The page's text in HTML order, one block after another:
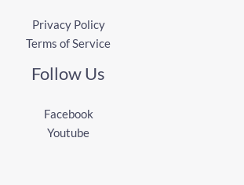
Privacy Policy
Terms of Service
Follow Us
Facebook
Youtube